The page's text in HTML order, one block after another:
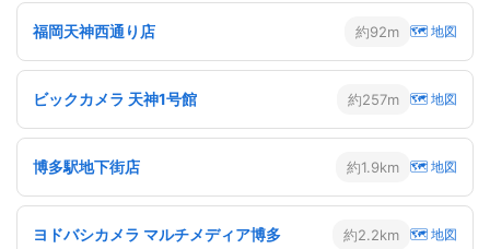
福岡天神西通り店 約92m 🗺 地図
ビックカメラ 天神1号館 約257m 🗺 地図
博多駅地下街店 約1.9km 🗺 地図
ヨドバシカメラ マルチメディア博多 約2.2km 🗺 地図